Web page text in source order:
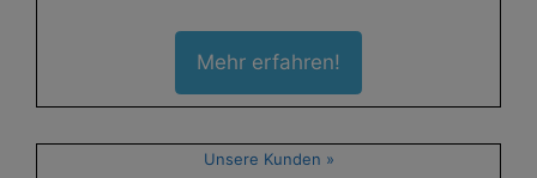
Mehr erfahren!
Unsere Kunden »